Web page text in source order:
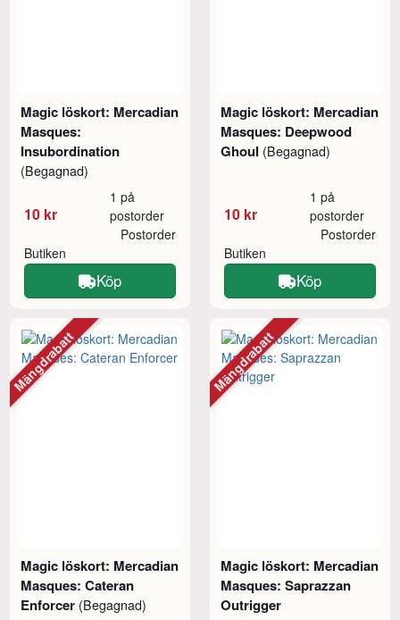
Magic löskort: Mercadian
Masques:
Insubordination
(Begagnad)
10 kr
1 på
postorder
Butiken
Postorder
Köp
Magic löskort: Mercadian
Masques: Deepwood
Ghoul (Begagnad)
10 kr
1 på
postorder
Butiken
Postorder
Köp
Magic löskort: Mercadian
Masques: Cateran
Enforcer (Begagnad)
Mängdrabatt
Magic löskort: Mercadian
Masques: Saprazzan
Outrigger
Mängdrabatt